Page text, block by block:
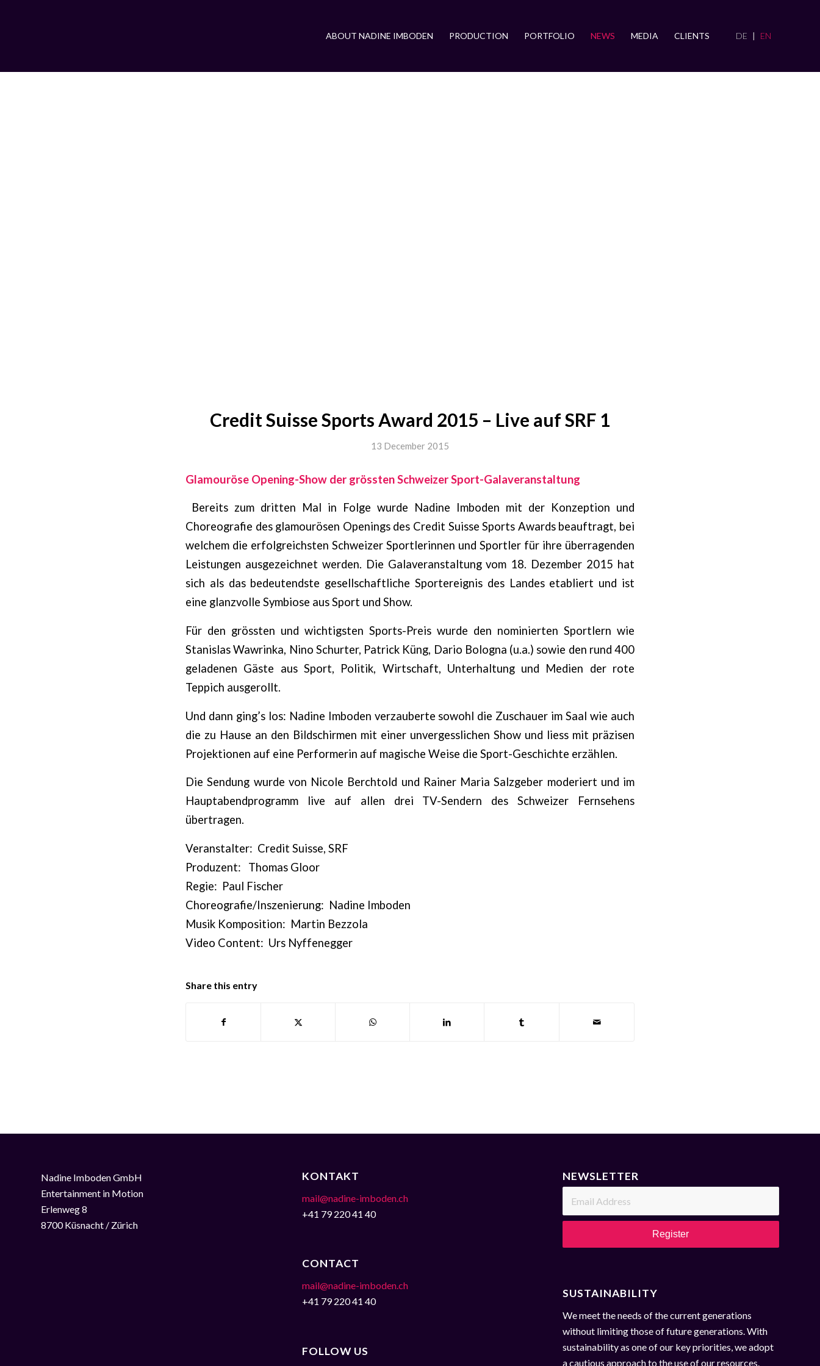
ABOUT NADINE IMBODEN PRODUCTION PORTFOLIO NEWS MEDIA CLIENTS DE EN
Credit Suisse Sports Award 2015 – Live auf SRF 1
13 December 2015
Glamouröse Opening-Show der grössten Schweizer Sport-Galaveranstaltung
Bereits zum dritten Mal in Folge wurde Nadine Imboden mit der Konzeption und
Choreografie des glamourösen Openings des Credit Suisse Sports Awards beauftragt, bei
welchem die erfolgreichsten Schweizer Sportlerinnen und Sportler für ihre überragenden
Leistungen ausgezeichnet werden. Die Galaveranstaltung vom 18. Dezember 2015 hat
sich als das bedeutendste gesellschaftliche Sportereignis des Landes etabliert und ist
eine glanzvolle Symbiose aus Sport und Show.
Für den grössten und wichtigsten Sports-Preis wurde den nominierten Sportlern wie
Stanislas Wawrinka, Nino Schurter, Patrick Küng, Dario Bologna (u.a.) sowie den rund 400
geladenen Gäste aus Sport, Politik, Wirtschaft, Unterhaltung und Medien der rote
Teppich ausgerollt.
Und dann ging’s los: Nadine Imboden verzauberte sowohl die Zuschauer im Saal wie auch
die zu Hause an den Bildschirmen mit einer unvergesslichen Show und liess mit präzisen
Projektionen auf eine Performerin auf magische Weise die Sport-Geschichte erzählen.
Die Sendung wurde von Nicole Berchtold und Rainer Maria Salzgeber moderiert und im
Hauptabendprogramm live auf allen drei TV-Sendern des Schweizer Fernsehens
übertragen.
Veranstalter: Credit Suisse, SRF
Produzent: Thomas Gloor
Regie: Paul Fischer
Choreografie/Inszenierung: Nadine Imboden
Musik Komposition: Martin Bezzola
Video Content: Urs Nyffenegger
Share this entry
Nadine Imboden GmbH
Entertainment in Motion
Erlenweg 8
8700 Küsnacht / Zürich
KONTAKT
mail@nadine-imboden.ch
+41 79 220 41 40
CONTACT
mail@nadine-imboden.ch
+41 79 220 41 40
FOLLOW US
NEWSLETTER
SUSTAINABILITY
We meet the needs of the current generations
without limiting those of future generations. With
sustainability as one of our key priorities, we adopt
a cautious approach to the use of our resources.